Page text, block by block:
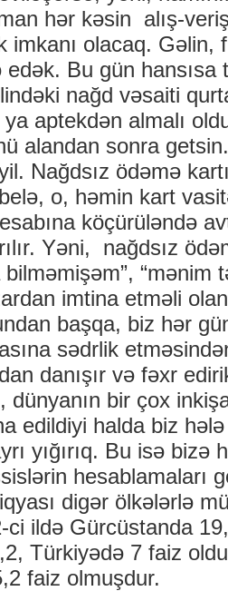
hər kəsin alış-
imkanı olacaq. Gəlin,
edək. Bu gün hansısa
nağd vəsaiti
aptekdən almalı
alandan sonra
Nağdsız ödəmə
o, həmin kart
köçürüləndə
Yəni, nağdsız
bilməmişəm”, “mənim
imtina etməli
başqa, biz hər
sədrlik
danışır və fəxr
dünyanın bir çox
edildiyi halda biz hələ
yığırıq. Bu isə bizə
hesablamaları
digər ölkələrlə
ci ildə Gürcüstanda
Türkiyədə 7 faiz
faiz olmuşdur.